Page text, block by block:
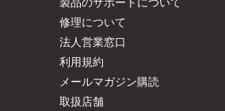
修理について
法人営業窓口
利用規約
メールマガジン購読
取扱店舗